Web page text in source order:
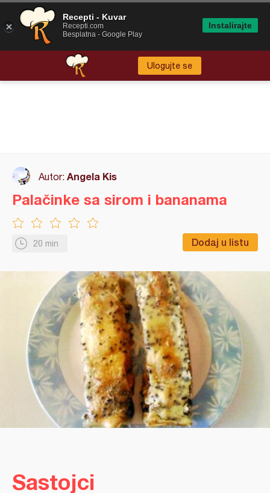
Ulogujte se
Autor: Angela Kis
20 min Dodaj u listu
Palačinke sa sirom i bananama
Sastojci
Recepti - Kuvar
Recepti.com
Besplatna - Google Play
Instalirajte